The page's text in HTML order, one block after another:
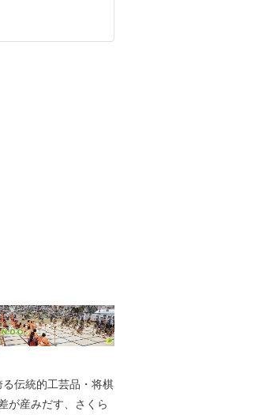
伝統的工芸品・将棋
が産みだす、さくら